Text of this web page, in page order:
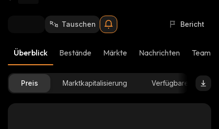
Tauschen Bericht
Überblick Bestände Märkte Nachrichten Team-
Preis Marktkapitalisierung Verfügbare Menge